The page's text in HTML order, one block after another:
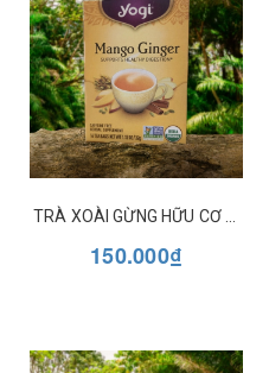
150.000₫